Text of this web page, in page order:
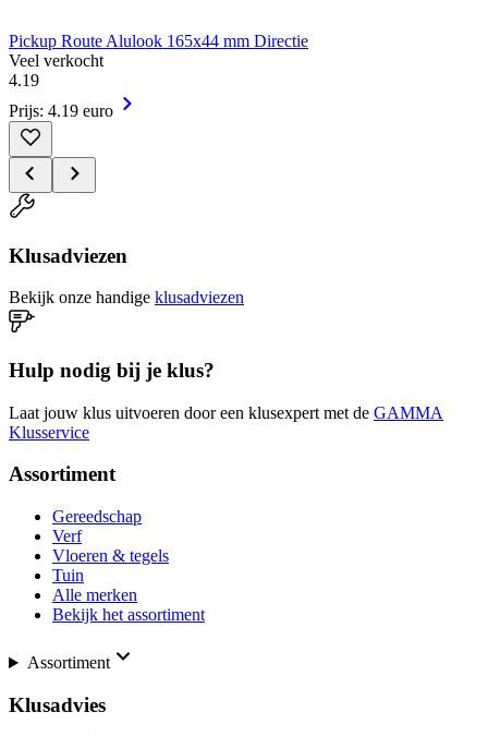
Pickup Route Alulook 165x44 mm Directie
Veel verkocht
4.19
Prijs: 4.19 euro
Klusadviezen
Bekijk onze handige klusadviezen
Hulp nodig bij je klus?
Laat jouw klus uitvoeren door een klusexpert met de GAMMA
Klusservice
Assortiment
Gereedschap
Verf
Vloeren & tegels
Tuin
Alle merken
Bekijk het assortiment
Assortiment
Klusadvies